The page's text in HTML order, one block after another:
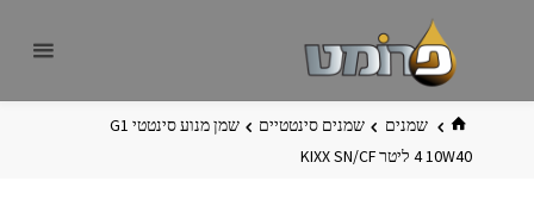
בית שמנים שמנים סינטטיים
שמן מנוע סינטטי G1
10W40 ‏4 ליטר SN/CF ‏KIXX‏